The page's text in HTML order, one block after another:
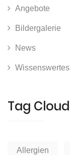
Angebote
Bildergalerie
News
Wissenswertes
Tag Cloud
Allergien